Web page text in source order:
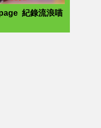
紀錄流浪喵